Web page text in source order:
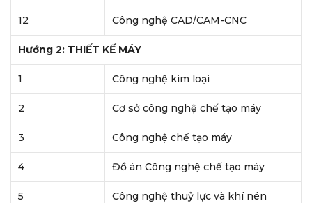
12 Công nghệ CAD/CAM-CNC
Hướng 2: THIẾT KẾ MÁY
1 Công nghệ kim loại
2 Cơ sở công nghệ chế tạo máy
3 Công nghệ chế tạo máy
4 Đồ án Công nghệ chế tạo máy
5 Công nghệ thuỷ lực và khí nén